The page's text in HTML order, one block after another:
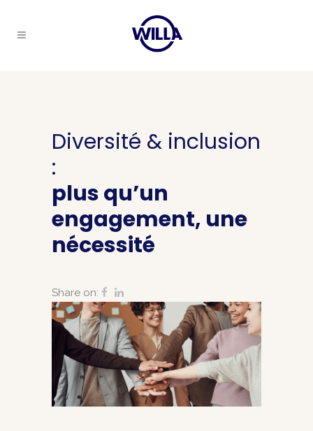
Diversité & inclusion
:
plus qu’un
engagement, une
nécessité
Share on: